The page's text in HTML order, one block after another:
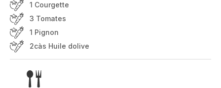
1 Courgette
3 Tomates
1 Pignon
2càs Huile dolive